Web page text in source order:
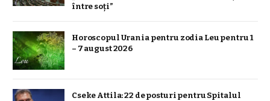
între soți”
Horoscopul Urania pentru zodia Leu pentru 1
– 7 august 2026
Cseke Attila: 22 de posturi pentru Spitalul